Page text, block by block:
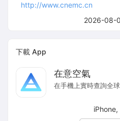
2026-08-
http://www.cnemc.cn
下載 App
在意空氣
在手機上實時查詢全
iPhone,